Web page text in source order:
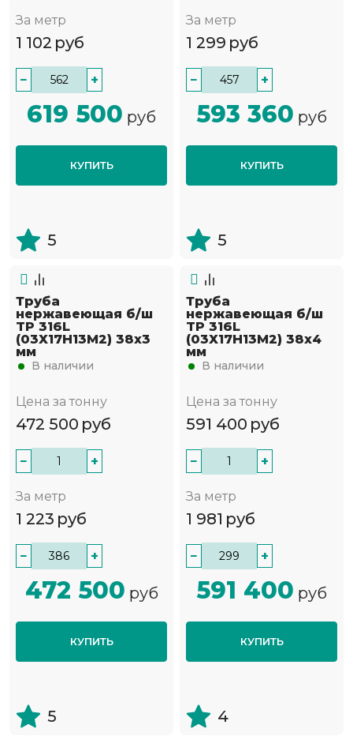
За метр
1 102 руб
− +
619 500 руб
КУПИТЬ
5
За метр
1 299 руб
− +
593 360 руб
КУПИТЬ
5
Труба
нержавеющая б/ш
TP 316L
(03Х17Н13М2) 38х3
мм
В наличии
Цена за тонну
472 500 руб
− +
За метр
1 223 руб
− +
472 500 руб
КУПИТЬ
5
Труба
нержавеющая б/ш
TP 316L
(03Х17Н13М2) 38х4
мм
В наличии
Цена за тонну
591 400 руб
− +
За метр
1 981 руб
− +
591 400 руб
КУПИТЬ
4